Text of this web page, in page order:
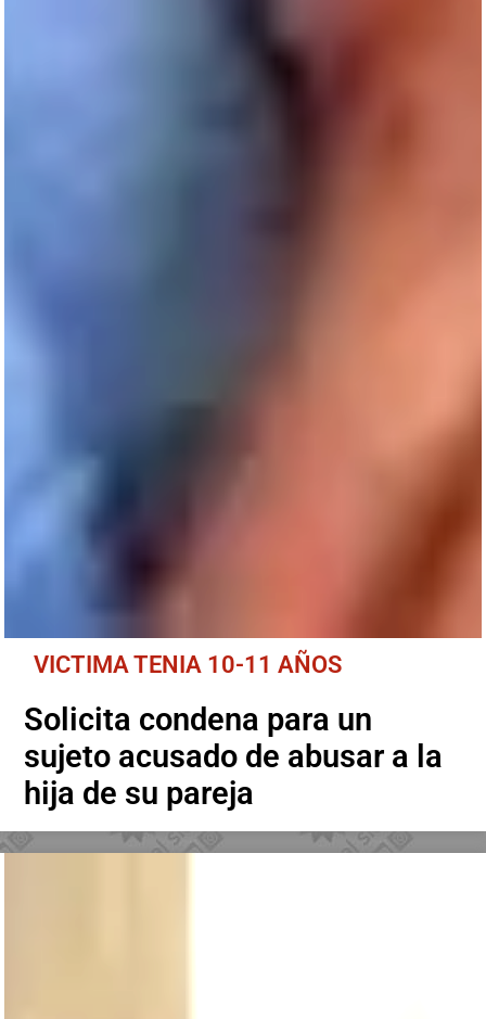
VICTIMA TENIA 10-11 AÑOS
Solicita condena para un
sujeto acusado de abusar a la
hija de su pareja